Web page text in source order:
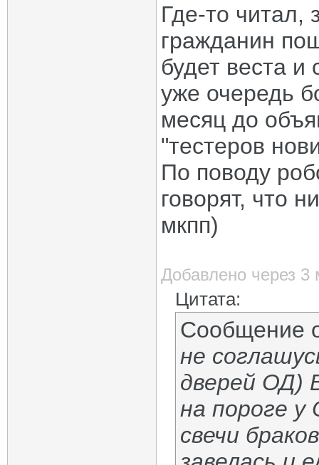
Где-то читал,
гражданин
будет веста
уже очередь
месяц до
"тестеров
По поводу
говорят, что
мкпп)
Добавлено через 3
Цитата:
Сообщение
не
дверей ОД)
на пороге
свечи